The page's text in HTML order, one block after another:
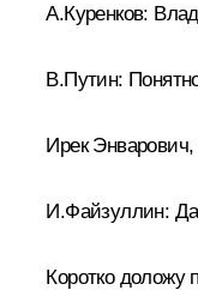
А.Куренков:
В.Путин:
Ирек
И.Файзуллин:
Коротко доложу